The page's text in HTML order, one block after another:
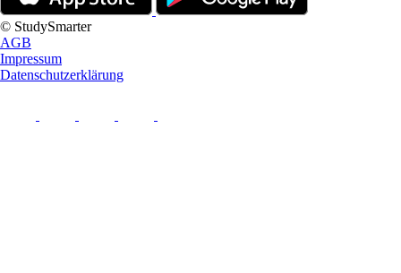
© StudySmarter
AGB
Impressum
Datenschutzerklärung